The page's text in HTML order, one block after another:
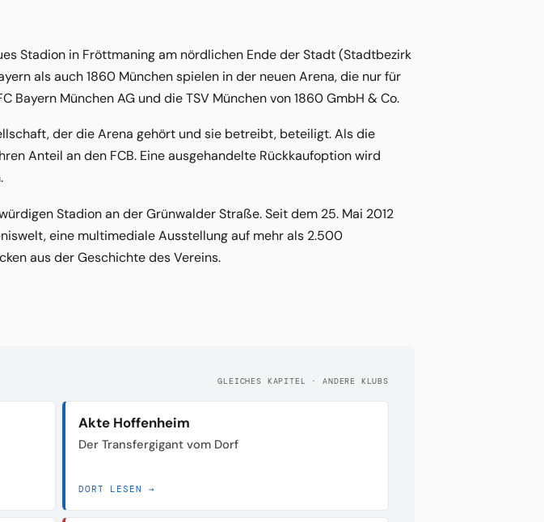
Stadion in Fröttmaning am nördlichen Ende der Stadt (Stadtbezirk
als auch 1860 München spielen in der neuen Arena, die nur für
Bayern München AG und die TSV München von 1860 GmbH & Co.
der die Arena gehört und sie betreibt, beteiligt. Als die
Anteil an den FCB. Eine ausgehandelte Rückkaufoption wird
Stadion an der Grünwalder Straße. Seit dem 25. Mai 2012
eine multimediale Ausstellung auf mehr als 2.500
aus der Geschichte des Vereins.
GLEICHES KAPITEL · ANDERE KLUBS
Akte Hoffenheim
Der Transfergigant vom Dorf
DORT LESEN →